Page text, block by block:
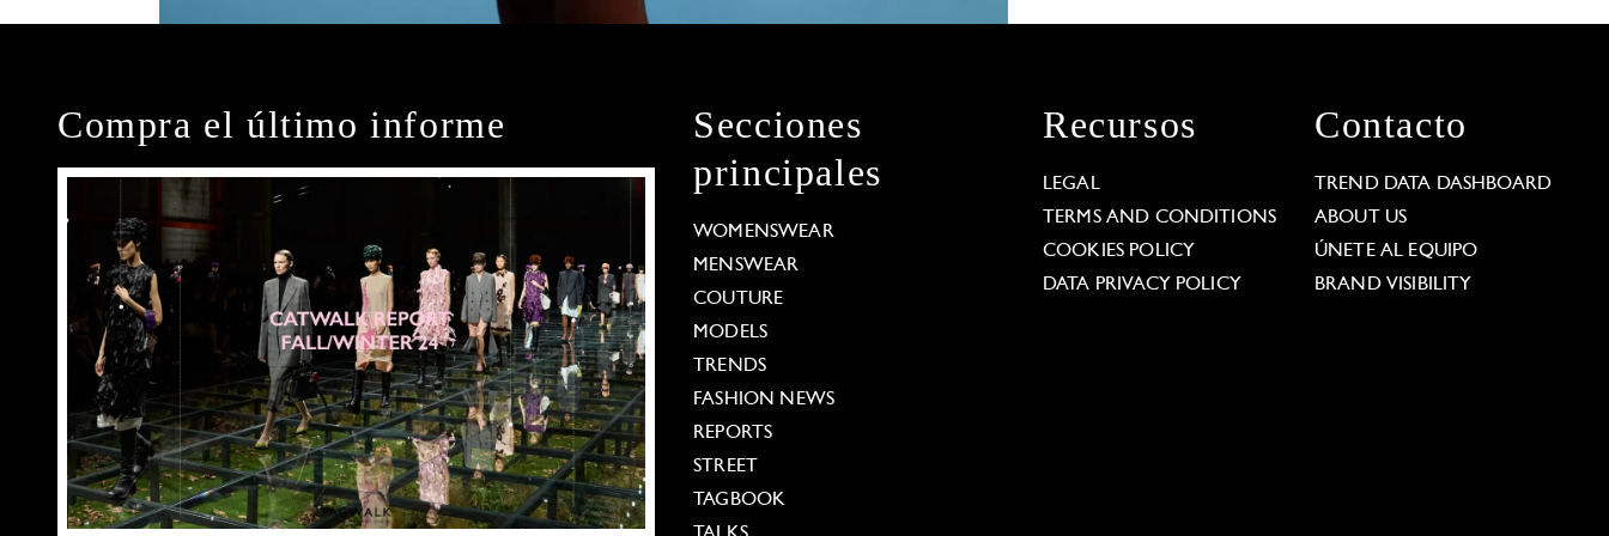
Compra el último informe
Secciones
principales
WOMENSWEAR
MENSWEAR
COUTURE
MODELS
TRENDS
FASHION NEWS
REPORTS
STREET
TAGBOOK
Recursos
LEGAL
TERMS AND CONDITIONS
COOKIES POLICY
DATA PRIVACY POLICY
Contacto
TREND DATA DASHBOARD
ABOUT US
ÚNETE AL EQUIPO
BRAND VISIBILITY